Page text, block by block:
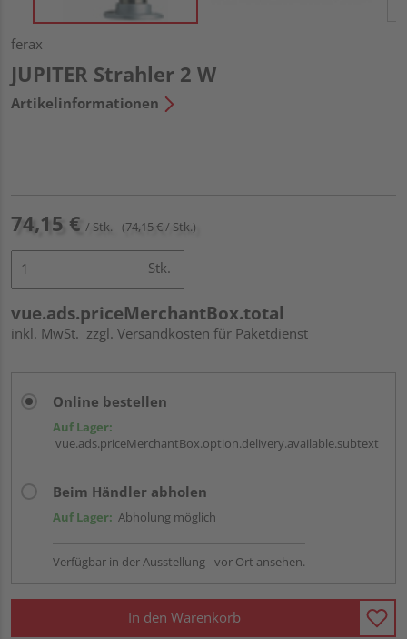
ferax
JUPITER Strahler 2 W
Artikelinformationen
74,15 € / Stk. (74,15 € / Stk.)
Stk.
vue.ads.priceMerchantBox.total
inkl. MwSt. zzgl. Versandkosten für Paketdienst
Online bestellen
Auf Lager:
vue.ads.priceMerchantBox.option.delivery.available.subtext
Beim Händler abholen
Auf Lager: Abholung möglich
Verfügbar in der Ausstellung - vor Ort ansehen.
In den Warenkorb